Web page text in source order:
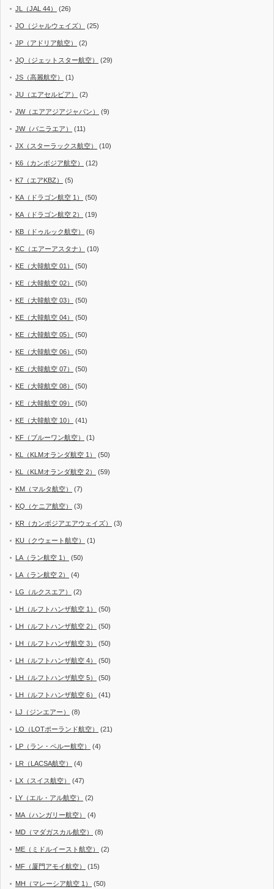
JL（JAL 44） (26)
JO（ジャルウェイズ） (25)
JP（アドリア航空） (2)
JQ（ジェットスター航空） (29)
JS（高麗航空） (1)
JU（エアセルビア） (2)
JW（エアアジアジャパン） (9)
JW（バニラエア） (11)
JX（スターラックス航空） (10)
K6（カンボジア航空） (12)
K7（エアKBZ） (5)
KA（ドラゴン航空 1） (50)
KA（ドラゴン航空 2） (19)
KB（ドゥルック航空） (6)
KC（エアーアスタナ） (10)
KE（大韓航空 01） (50)
KE（大韓航空 02） (50)
KE（大韓航空 03） (50)
KE（大韓航空 04） (50)
KE（大韓航空 05） (50)
KE（大韓航空 06） (50)
KE（大韓航空 07） (50)
KE（大韓航空 08） (50)
KE（大韓航空 09） (50)
KE（大韓航空 10） (41)
KF（ブルーワン航空） (1)
KL（KLMオランダ航空 1） (50)
KL（KLMオランダ航空 2） (59)
KM（マルタ航空） (7)
KQ（ケニア航空） (3)
KR（カンボジアエアウェイズ） (3)
KU（クウェート航空） (1)
LA（ラン航空 1） (50)
LA（ラン航空 2） (4)
LG（ルクスエア） (2)
LH（ルフトハンザ航空 1） (50)
LH（ルフトハンザ航空 2） (50)
LH（ルフトハンザ航空 3） (50)
LH（ルフトハンザ航空 4） (50)
LH（ルフトハンザ航空 5） (50)
LH（ルフトハンザ航空 6） (41)
LJ（ジンエアー） (8)
LO（LOTポーランド航空） (21)
LP（ラン・ペルー航空） (4)
LR（LACSA航空） (4)
LX（スイス航空） (47)
LY（エル・アル航空） (2)
MA（ハンガリー航空） (4)
MD（マダガスカル航空） (8)
ME（ミドルイースト航空） (2)
MF（厦門アモイ航空） (15)
MH（マレーシア航空 1） (50)